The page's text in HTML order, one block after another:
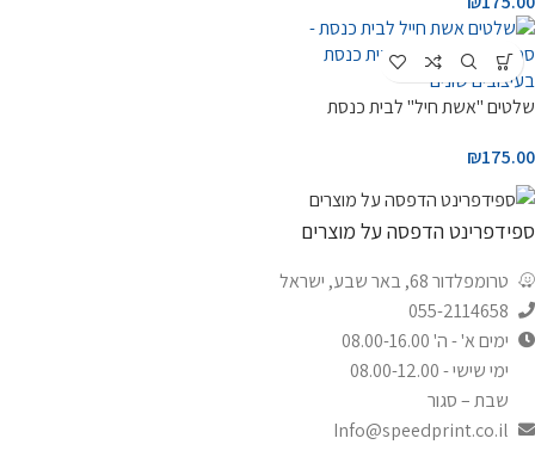
שלטים "אשת חיל" לבית כנסת
₪175.00
ספידפרינט הדפסה על מוצרים
טרומפלדור 68, באר שבע, ישראל
055-2114658
ימים א' - ה' 08.00-16.00
ימי שישי - 08.00-12.00
שבת – סגור
Info@speedprint.co.il